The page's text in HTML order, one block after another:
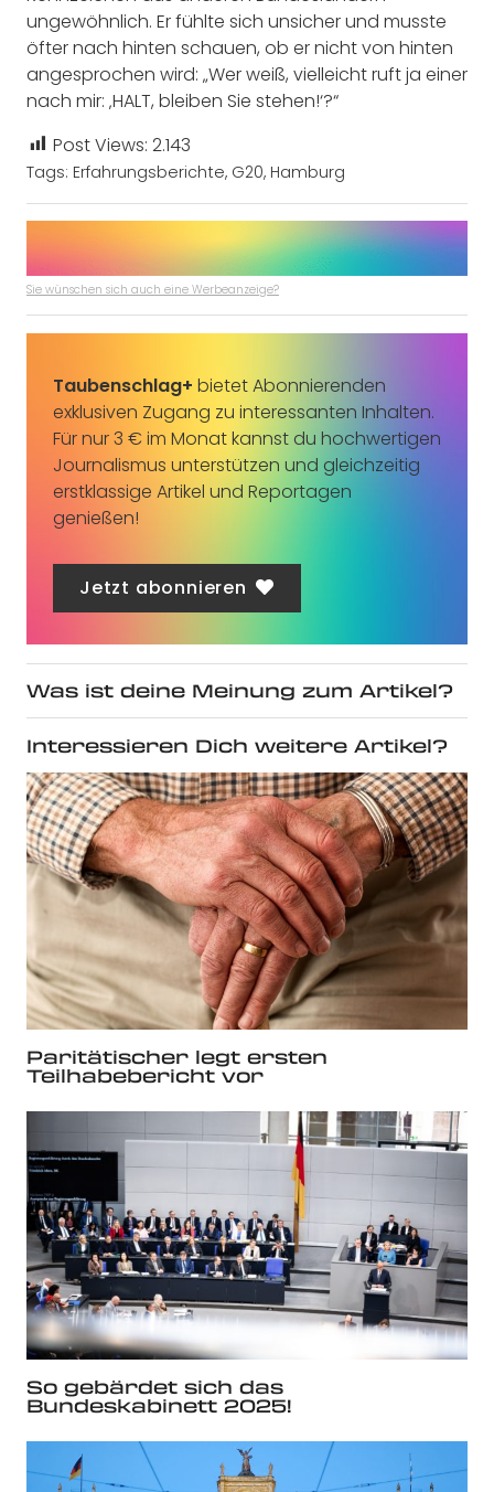
ungewöhnlich. Er fühlte sich unsicher und musste
öfter nach hinten schauen, ob er nicht von hinten
angesprochen wird: „Wer weiß, vielleicht ruft ja einer
nach mir: ‚HALT, bleiben Sie stehen!‘?“
Post Views: 2.143
Tags: Erfahrungsberichte, G20, Hamburg
Sie wünschen sich auch eine Werbeanzeige?
Taubenschlag+ bietet Abonnierenden
exklusiven Zugang zu interessanten Inhalten.
Für nur 3 € im Monat kannst du hochwertigen
Journalismus unterstützen und gleichzeitig
erstklassige Artikel und Reportagen
genießen!
Jetzt abonnieren
Was ist deine Meinung zum Artikel?
Interessieren Dich weitere Artikel?
Paritätischer legt ersten
Teilhabebericht vor
So gebärdet sich das
Bundeskabinett 2025!